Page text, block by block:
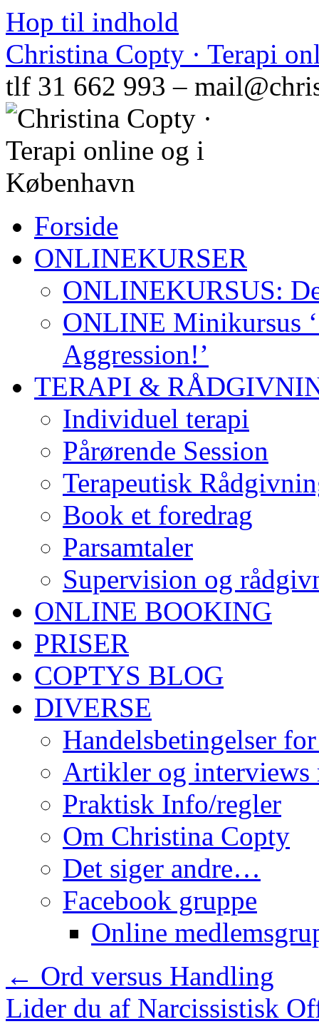
Hop til indhold
Christina Copty · Terapi
tlf 31 662 993 –
Forside
ONLINEKURSER
ONLINEKURSUS:
ONLINE Minikursus
Aggression!’
TERAPI &
Individuel terapi
Pårørende Session
Terapeutisk
Book et foredrag
Parsamtaler
Supervision og
ONLINE BOOKING
PRISER
COPTYS BLOG
DIVERSE
Handelsbetingelser
Artikler og interviews
Praktisk Info/regler
Om Christina Copty
Det siger andre…
Facebook gruppe
Online
← Ord versus Handling
Lider du af Narcissistisk